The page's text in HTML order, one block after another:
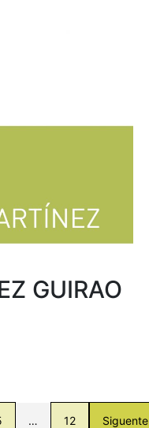
GUIRAO
… 12 Siguente